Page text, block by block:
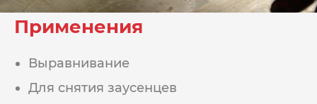
Применения
Выравнивание
Для снятия заусенцев